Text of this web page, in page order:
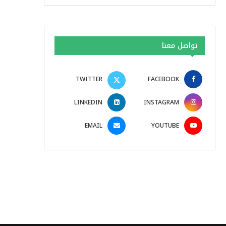
تواصل معنا
FACEBOOK
TWITTER
INSTAGRAM
LINKEDIN
YOUTUBE
EMAIL